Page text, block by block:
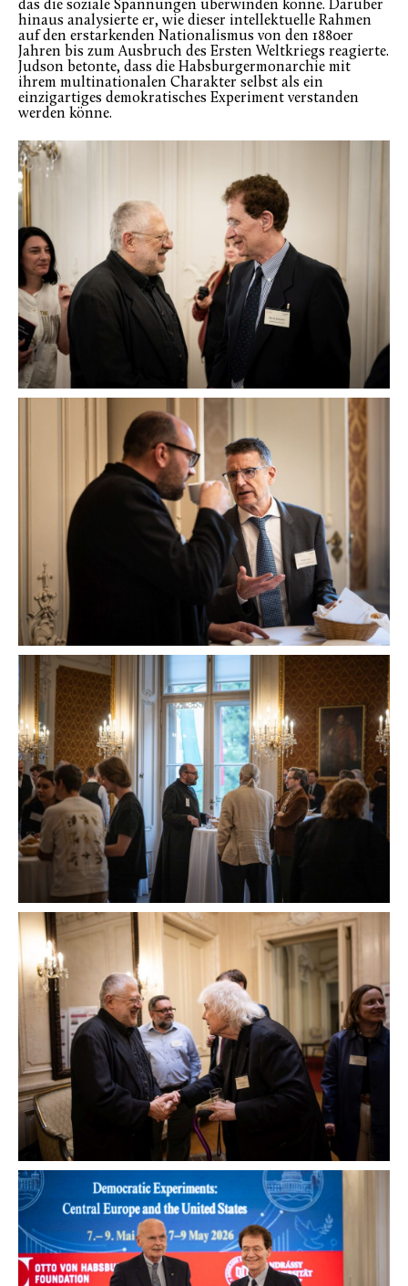
das die soziale Spannungen überwinden könne. Darüber
hinaus analysierte er, wie dieser intellektuelle Rahmen
auf den erstarkenden Nationalismus von den 1880er
Jahren bis zum Ausbruch des Ersten Weltkriegs reagierte.
Judson betonte, dass die Habsburgermonarchie mit
ihrem multinationalen Charakter selbst als ein
einzigartiges demokratisches Experiment verstanden
werden könne.